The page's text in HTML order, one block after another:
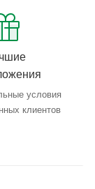
условия
клиентов